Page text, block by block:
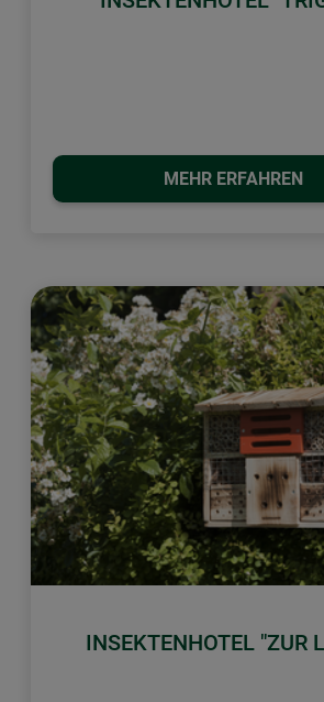
MEHR ERFAHREN
INSEKTENHOTEL "ZUR